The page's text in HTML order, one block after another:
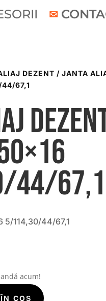
DEZENT / JANTA
67,1
44/67,1
5/114,30/44/67,1
acum!
COȘ